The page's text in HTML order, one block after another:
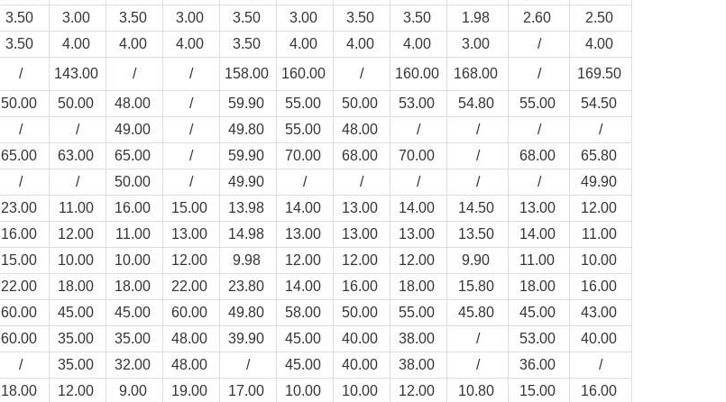
3.50 3.00 3.50 3.00 3.50 3.00 3.50 3.50 1.98 2.60
2.50
3.50 4.00 4.00 4.00 3.50 4.00 4.00 4.00 3.00 /
4.00
/ 143.00 / / 158.00 160.00 / 160.00 168.00 /
169.50
50.00 50.00 48.00 / 59.90 55.00 50.00 53.00 54.80 55.00
54.50
/ / 49.00 / 49.80 55.00 48.00 / / /
/
65.00 63.00 65.00 / 59.90 70.00 68.00 70.00 / 68.00
65.80
/ / 50.00 / 49.90 / / / / /
49.90
23.00 11.00 16.00 15.00 13.98 14.00 13.00 14.00 14.50 13.00
12.00
16.00 12.00 11.00 13.00 14.98 13.00 13.00 13.00 13.50 14.00
11.00
15.00 10.00 10.00 12.00 9.98 12.00 12.00 12.00 9.90 11.00
10.00
22.00 18.00 18.00 22.00 23.80 14.00 16.00 18.00 15.80 18.00
16.00
60.00 45.00 45.00 60.00 49.80 58.00 50.00 55.00 45.80 45.00
43.00
60.00 35.00 35.00 48.00 39.90 45.00 40.00 38.00 / 53.00
40.00
/ 35.00 32.00 48.00 / 45.00 40.00 38.00 / 36.00
/
18.00 12.00 9.00 19.00 17.00 10.00 10.00 12.00 10.80 15.00
16.00